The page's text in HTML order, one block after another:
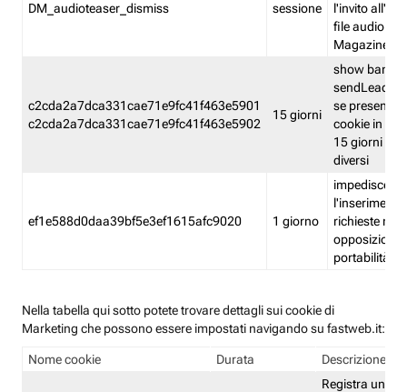
DM_audioteaser_dismiss sessione
l'invito
file audio del
Magazine
c2cda2a7dca331cae71e9fc41f463e5901
c2cda2a7dca331cae71e9fc41f463e5902
15 giorni
show banner
sendLead
se presenti
cookie in un
15 giorni e
diversi
ef1e588d0daa39bf5e3ef1615afc9020 1 giorno
impedisce
l'inserimento
richieste
opposizione
portabilità
Nella tabella qui sotto potete trovare dettagli sui cookie di
Marketing che possono essere impostati navigando su fastweb.it:
Nome cookie Durata Descrizione
Registra un ID